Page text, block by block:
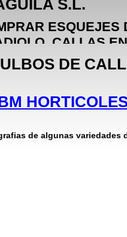
S.L.
ESQUEJES
CALLAS
DE
DE
de algunas variedades